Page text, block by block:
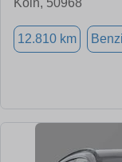
12.810 km